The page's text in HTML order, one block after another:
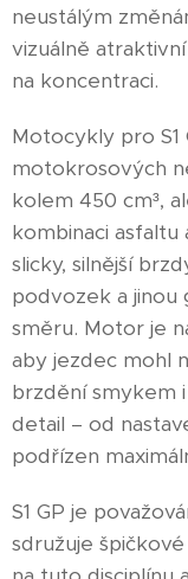
neustálým
vizuálně
na koncentraci.
Motocykly pro S1
motokrosových
kolem 450 cm³,
kombinaci asfaltu
slicky, silnější
podvozek a
směru. Motor je
aby jezdec mohl
brzdění smykem
detail – od
podřízen
S1 GP je
sdružuje